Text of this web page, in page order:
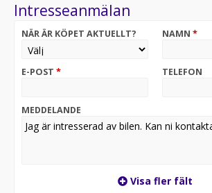
Intresseanmälan
NÄR ÄR KÖPET AKTUELLT? NAMN *
E-POST * TELEFON
MEDDELANDE
Visa fler fält